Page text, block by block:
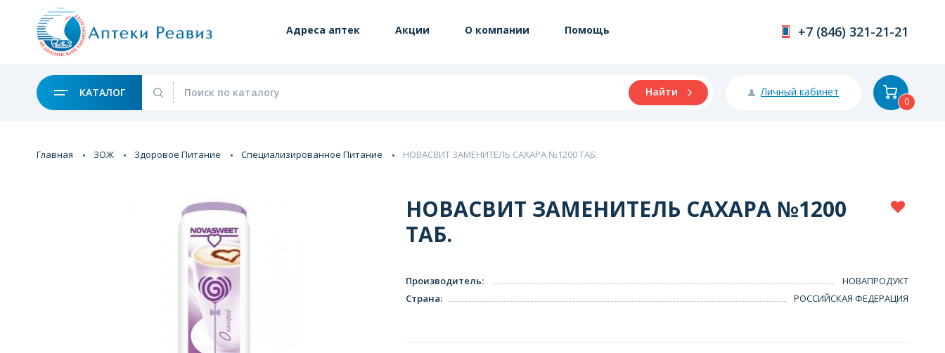
Адреса аптек Акции О компании Помощь +7 (846) 321-21-21
КАТАЛОГ Найти Личный кабинет
0
Главная ЗОЖ Здоровое Питание Специализированное Питание НОВАСВИТ ЗАМЕНИТЕЛЬ САХАРА №1200 ТАБ.
НОВАСВИТ ЗАМЕНИТЕЛЬ САХАРА №1200
ТАБ.
Производитель:
НОВАПРОДУКТ
Страна: РОССИЙСКАЯ ФЕДЕРАЦИЯ